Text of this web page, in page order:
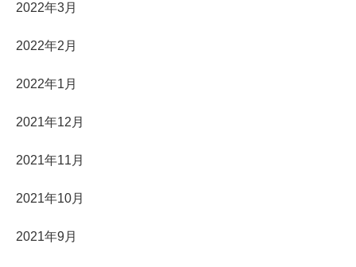
2022年3月
2022年2月
2022年1月
2021年12月
2021年11月
2021年10月
2021年9月